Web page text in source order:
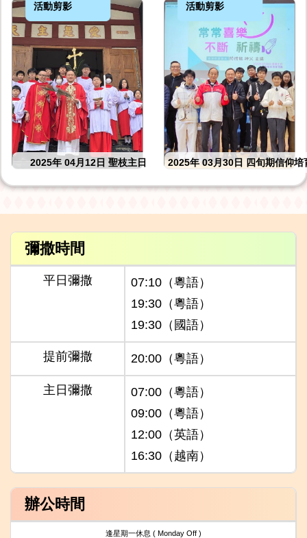
2025年 04月12日 聖枝主日
活動剪影
2025年 03月30日 四旬期信仰培
活動
活動剪影
彌撒時間
平日彌撒
07:10（粵語）
19:30（粵語）
19:30（國語）
提前彌撒 20:00（粵語）
主日彌撒
07:00（粵語）
09:00（粵語）
12:00（英語）
16:30（越南）
辦公時間
逢星期一休息 ( Monday Off )